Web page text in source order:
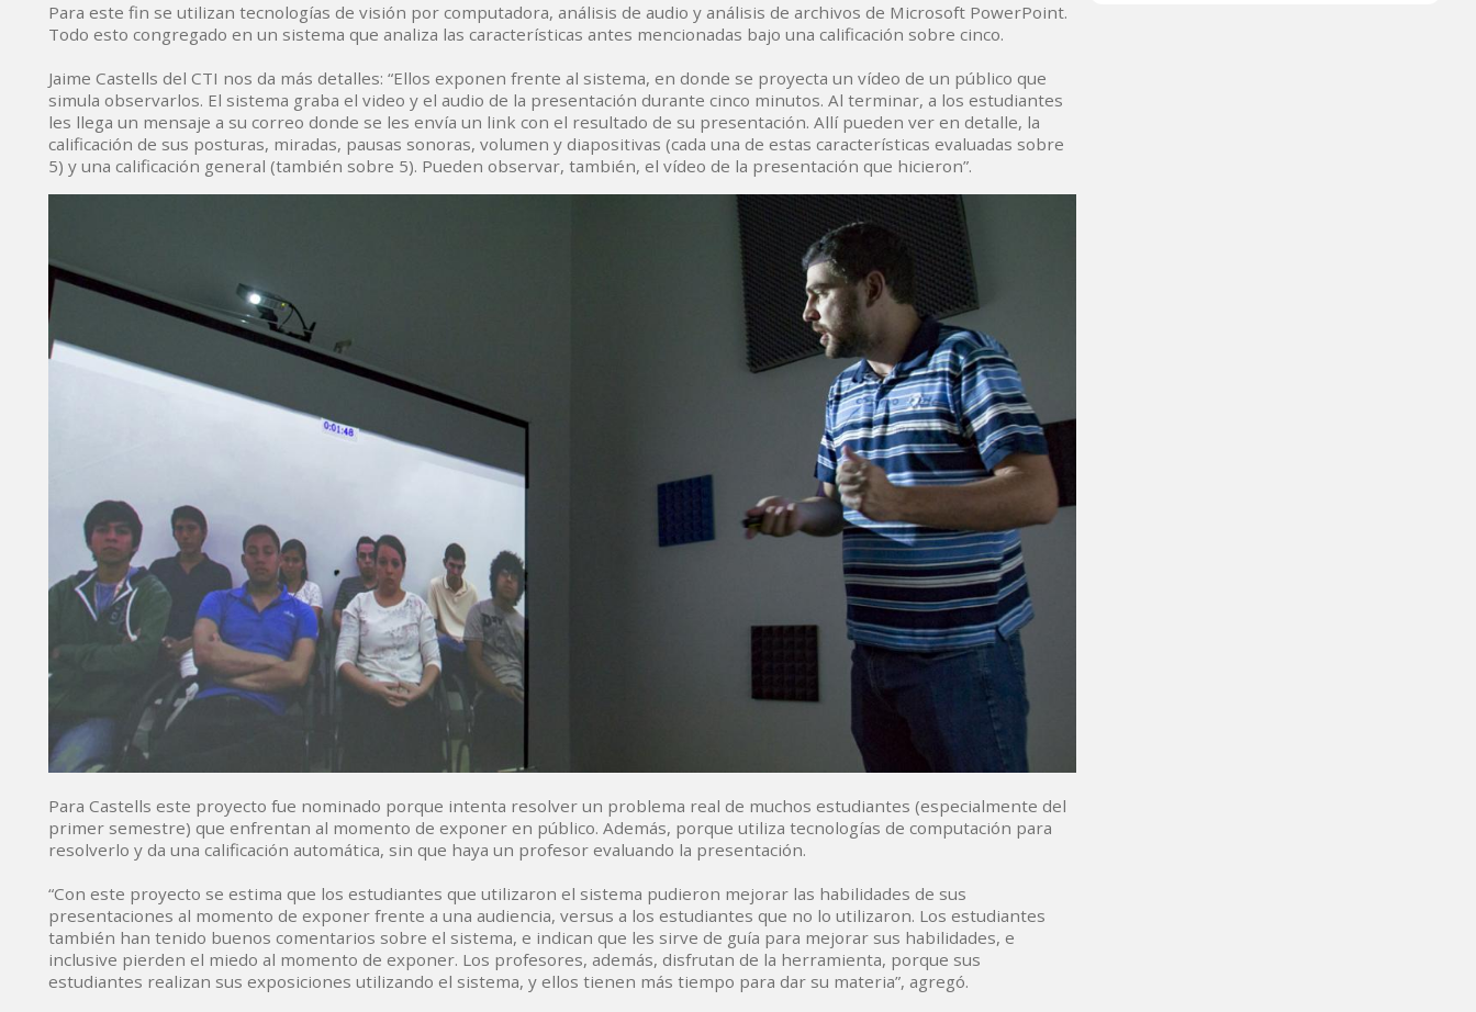
Para este fin se utilizan tecnologías de visión por computadora, análisis de audio y análisis de archivos de Microsoft PowerPoint.
Todo esto congregado en un sistema que analiza las características antes mencionadas bajo una calificación sobre cinco.
Jaime Castells del CTI nos da más detalles: “Ellos exponen frente al sistema, en donde se proyecta un vídeo de un público que
simula observarlos. El sistema graba el video y el audio de la presentación durante cinco minutos. Al terminar, a los estudiantes
les llega un mensaje a su correo donde se les envía un link con el resultado de su presentación. Allí pueden ver en detalle, la
calificación de sus posturas, miradas, pausas sonoras, volumen y diapositivas (cada una de estas características evaluadas sobre
5) y una calificación general (también sobre 5). Pueden observar, también, el vídeo de la presentación que hicieron”.
Para Castells este proyecto fue nominado porque intenta resolver un problema real de muchos estudiantes (especialmente del
primer semestre) que enfrentan al momento de exponer en público. Además, porque utiliza tecnologías de computación para
resolverlo y da una calificación automática, sin que haya un profesor evaluando la presentación.
“Con este proyecto se estima que los estudiantes que utilizaron el sistema pudieron mejorar las habilidades de sus
presentaciones al momento de exponer frente a una audiencia, versus a los estudiantes que no lo utilizaron. Los estudiantes
también han tenido buenos comentarios sobre el sistema, e indican que les sirve de guía para mejorar sus habilidades, e
inclusive pierden el miedo al momento de exponer. Los profesores, además, disfrutan de la herramienta, porque sus
estudiantes realizan sus exposiciones utilizando el sistema, y ellos tienen más tiempo para dar su materia”, agregó.